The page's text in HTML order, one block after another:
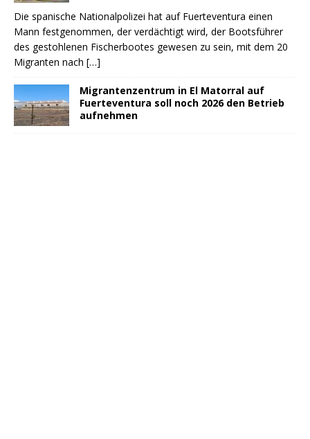
Die spanische Nationalpolizei hat auf Fuerteventura einen
Mann festgenommen, der verdächtigt wird, der Bootsführer
des gestohlenen Fischerbootes gewesen zu sein, mit dem 20
Migranten nach […]
Migrantenzentrum in El Matorral auf
Fuerteventura soll noch 2026 den Betrieb
aufnehmen